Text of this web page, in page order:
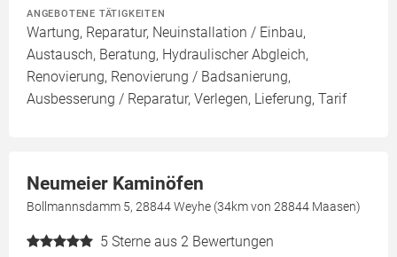
ANGEBOTENE TÄTIGKEITEN
Wartung, Reparatur, Neuinstallation / Einbau,
Austausch, Beratung, Hydraulischer Abgleich,
Renovierung, Renovierung / Badsanierung,
Ausbesserung / Reparatur, Verlegen, Lieferung, Tarif
Neumeier Kaminöfen
Bollmannsdamm 5, 28844 Weyhe (34km von 28844 Maasen)
5 Sterne aus 2 Bewertungen